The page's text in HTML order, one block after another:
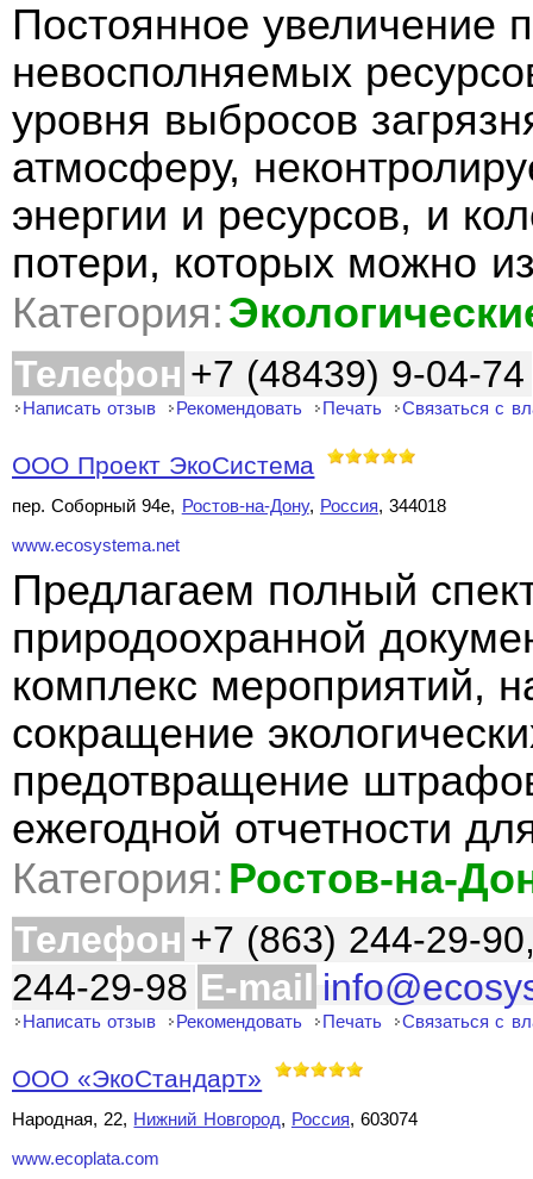
Постоянное увеличение
невосполняемых
уровня выбросов
атмосферу,
энергии и ресурсов, и
потери, которых можно
Категория:
Телефон +7 (48439) 9-04-74
Написать отзыв Рекомендовать Печать Связаться с
ООО Проект ЭкоСистема
пер. Соборный 94е, Ростов-на-Дону, Россия, 344018
www.ecosystema.net
Предлагаем полный
природоохранной
комплекс мероприятий,
сокращение
предотвращение
ежегодной отчетности
Категория: Ростов-на-
Телефон +7 (863) 244-29-
244-29-98 E-mail
Написать отзыв Рекомендовать Печать Связаться с
ООО «ЭкоСтандарт»
Народная, 22, Нижний Новгород, Россия, 603074
www.ecoplata.com